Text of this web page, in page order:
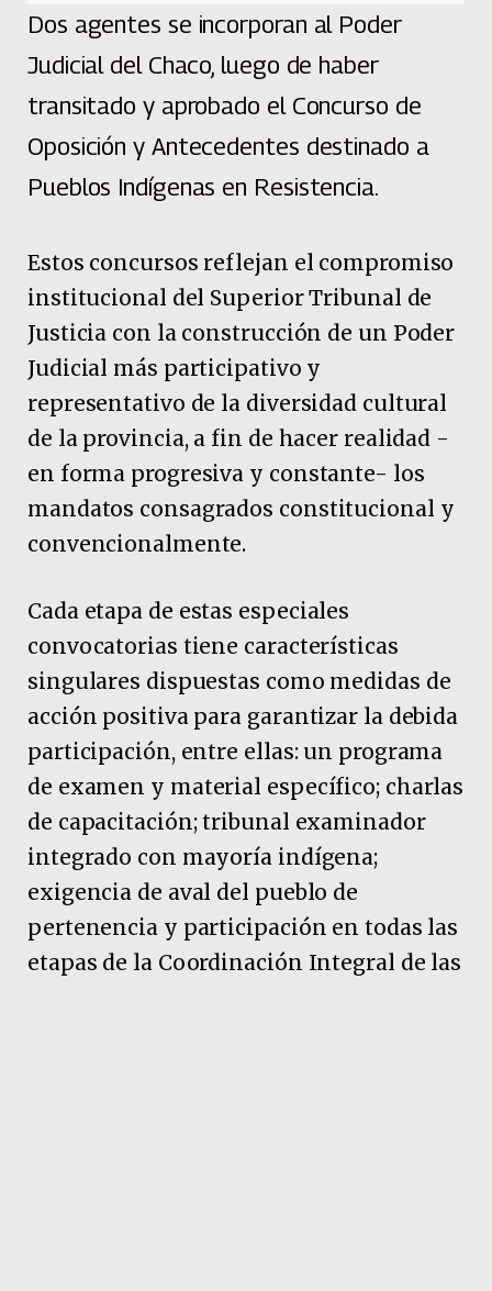
Dos agentes se incorporan al Poder
Judicial del Chaco, luego de haber
transitado y aprobado el Concurso de
Oposición y Antecedentes destinado a
Pueblos Indígenas en Resistencia.
Estos concursos reflejan el compromiso
institucional del Superior Tribunal de
Justicia con la construcción de un Poder
Judicial más participativo y
representativo de la diversidad cultural
de la provincia, a fin de hacer realidad -
en forma progresiva y constante- los
mandatos consagrados constitucional y
convencionalmente.
Cada etapa de estas especiales
convocatorias tiene características
singulares dispuestas como medidas de
acción positiva para garantizar la debida
participación, entre ellas: un programa
de examen y material específico; charlas
de capacitación; tribunal examinador
integrado con mayoría indígena;
exigencia de aval del pueblo de
pertenencia y participación en todas las
etapas de la Coordinación Integral de las